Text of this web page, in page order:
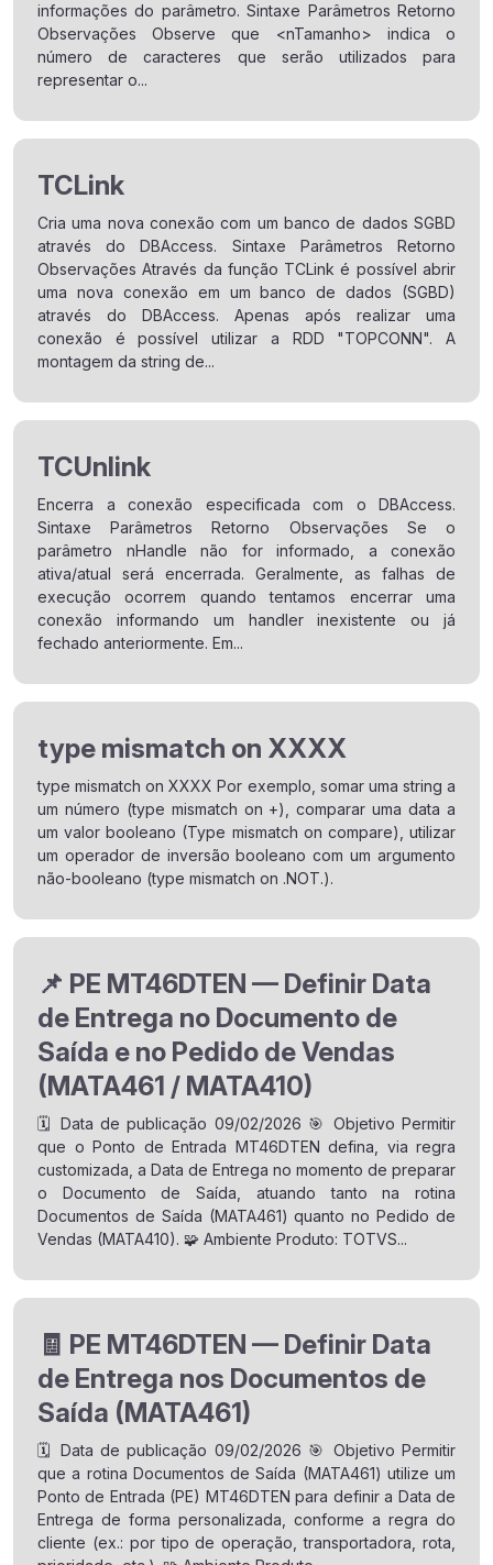
informações do parâmetro. Sintaxe Parâmetros Retorno
Observações Observe que <nTamanho> indica o
número de caracteres que serão utilizados para
representar o...
TCLink
Cria uma nova conexão com um banco de dados SGBD
através do DBAccess. Sintaxe Parâmetros Retorno
Observações Através da função TCLink é possível abrir
uma nova conexão em um banco de dados (SGBD)
através do DBAccess. Apenas após realizar uma
conexão é possível utilizar a RDD "TOPCONN". A
montagem da string de...
TCUnlink
Encerra a conexão especificada com o DBAccess.
Sintaxe Parâmetros Retorno Observações Se o
parâmetro nHandle não for informado, a conexão
ativa/atual será encerrada. Geralmente, as falhas de
execução ocorrem quando tentamos encerrar uma
conexão informando um handler inexistente ou já
fechado anteriormente. Em...
type mismatch on XXXX
type mismatch on XXXX Por exemplo, somar uma string a
um número (type mismatch on +), comparar uma data a
um valor booleano (Type mismatch on compare), utilizar
um operador de inversão booleano com um argumento
não-booleano (type mismatch on .NOT.).
📌 PE MT46DTEN — Definir Data
de Entrega no Documento de
Saída e no Pedido de Vendas
(MATA461 / MATA410)
🗓️ Data de publicação 09/02/2026 🎯 Objetivo Permitir
que o Ponto de Entrada MT46DTEN defina, via regra
customizada, a Data de Entrega no momento de preparar
o Documento de Saída, atuando tanto na rotina
Documentos de Saída (MATA461) quanto no Pedido de
Vendas (MATA410). 🧩 Ambiente Produto: TOTVS...
🧾 PE MT46DTEN — Definir Data
de Entrega nos Documentos de
Saída (MATA461)
🗓️ Data de publicação 09/02/2026 🎯 Objetivo Permitir
que a rotina Documentos de Saída (MATA461) utilize um
Ponto de Entrada (PE) MT46DTEN para definir a Data de
Entrega de forma personalizada, conforme a regra do
cliente (ex.: por tipo de operação, transportadora, rota,